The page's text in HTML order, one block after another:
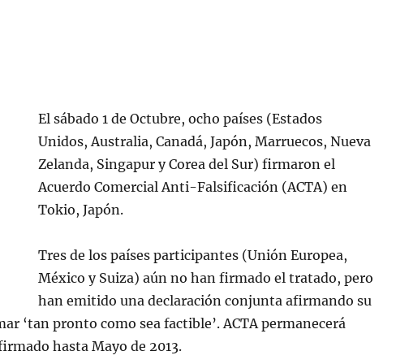
El sábado 1 de Octubre, ocho países (Estados
Unidos, Australia, Canadá, Japón, Marruecos, Nueva
Zelanda, Singapur y Corea del Sur) firmaron el
Acuerdo Comercial Anti-Falsificación (ACTA) en
Tokio, Japón.
Tres de los países participantes (Unión Europea,
México y Suiza) aún no han firmado el tratado, pero
han emitido una declaración conjunta afirmando su
‘tan pronto como sea factible’. ACTA permanecerá
hasta Mayo de 2013.